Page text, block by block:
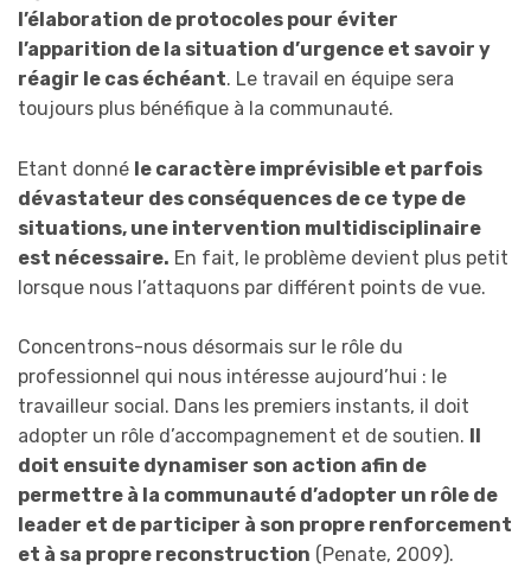
l’élaboration de protocoles pour éviter
l’apparition de la situation d’urgence et savoir y
réagir le cas échéant. Le travail en équipe sera
toujours plus bénéfique à la communauté.
Etant donné le caractère imprévisible et parfois
dévastateur des conséquences de ce type de
situations, une intervention multidisciplinaire
est nécessaire. En fait, le problème devient plus petit
lorsque nous l’attaquons par différent points de vue.
Concentrons-nous désormais sur le rôle du
professionnel qui nous intéresse aujourd’hui : le
travailleur social. Dans les premiers instants, il doit
adopter un rôle d’accompagnement et de soutien. Il
doit ensuite dynamiser son action afin de
permettre à la communauté d’adopter un rôle de
leader et de participer à son propre renforcement
et à sa propre reconstruction (Penate, 2009).